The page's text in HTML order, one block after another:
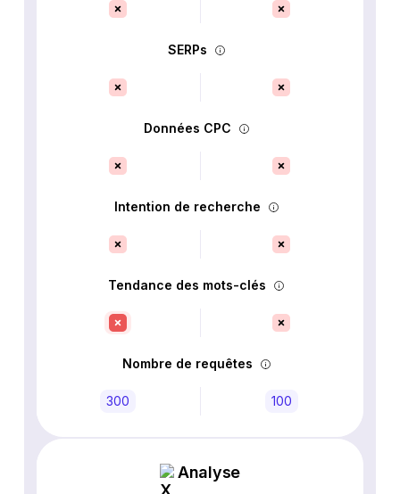
SERPs
Données CPC
Intention de recherche
Tendance des mots-clés
Nombre de requêtes
300 100
Analyse